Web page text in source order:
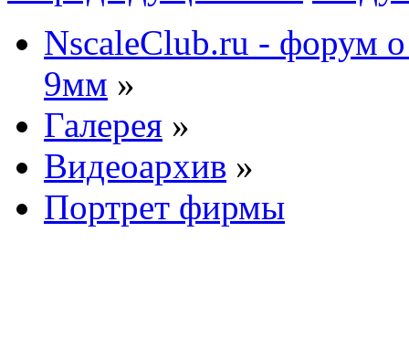
NscaleClub.ru - форум
9мм »
Галерея »
Видеоархив »
Портрет фирмы